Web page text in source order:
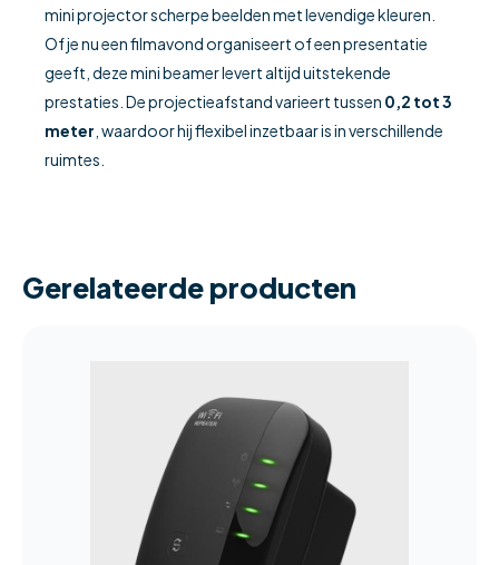
mini projector scherpe beelden met levendige kleuren.
Of je nu een filmavond organiseert of een presentatie
geeft, deze mini beamer levert altijd uitstekende
prestaties. De projectieafstand varieert tussen 0,2 tot 3
meter , waardoor hij flexibel inzetbaar is in verschillende
ruimtes.
Gerelateerde producten